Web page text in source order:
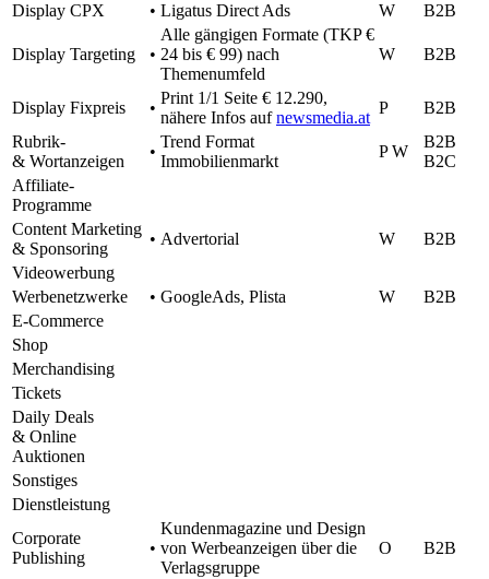
Display CPX • Liga­tus Direct Ads W B2B
Display Targe­ting •
Alle gängi­gen Formate (TKP€
24 bis € 99) nach
Themenumfeld
W B2B
Display Fixpreis •
Print 1/1 Seite € 12.290,
nähere Infos aufnewsmedia.at
P
B2B
Rubrik-
& Wortanzeigen
•
Trend Format
Immobilienmarkt
P W
B2B
B2C
Affi­liate-
Programme
Content Marke­ting
& Sponsoring
• Adver­to­rial W
B2B
Video­wer­bung
Werbe­netz­werke
• Goog­leAds, Plista W
B2B
E‑Commerce
Shop
Merchan­di­sing
Tickets
Daily Deals
& Online
Auktionen
Sons­ti­ges
Dienst­leis­tung
Corpo­rate
Publishing
•
Kunden­ma­ga­zine und Design
von Werbe­an­zei­gen über die
Verlagsgruppe
O B2B